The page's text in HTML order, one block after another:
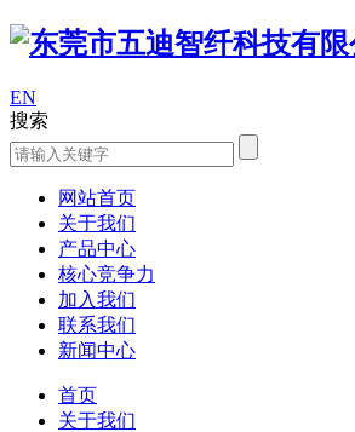
EN
搜索
网站首页
关于我们
产品中心
核心竞争力
加入我们
联系我们
新闻中心
首页
关于我们